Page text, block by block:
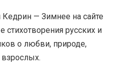
Кедрин — Зимнее на сайте
русских и
о любви, природе,